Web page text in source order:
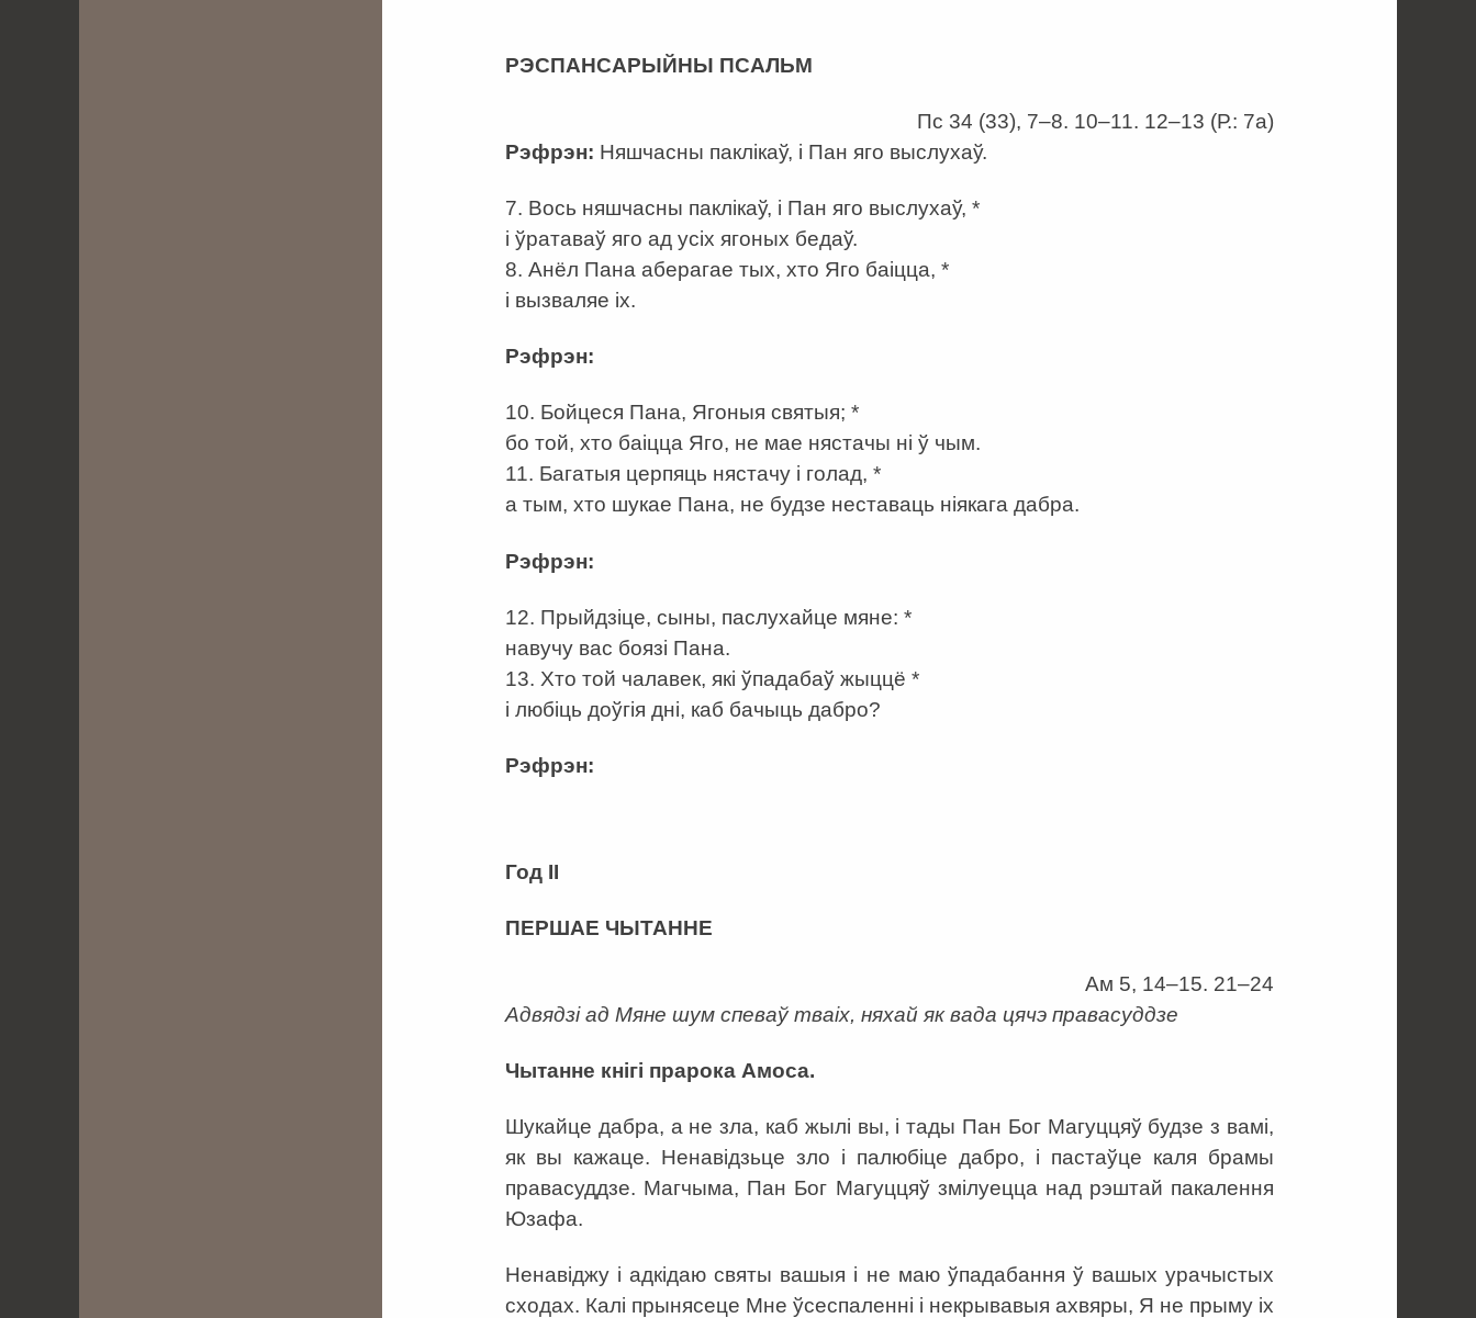
РЭСПАНСАРЫЙНЫ ПСАЛЬМ
Пс 34 (33), 7–8. 10–11. 12–13 (Р.: 7а)
Рэфрэн: Няшчасны паклікаў, і Пан яго выслухаў.
7. Вось няшчасны паклікаў, і Пан яго выслухаў, *
і ўратаваў яго ад усіх ягоных бедаў.
8. Анёл Пана аберагае тых, хто Яго баіцца, *
і вызваляе іх.
Рэфрэн:
10. Бойцеся Пана, Ягоныя святыя; *
бо той, хто баіцца Яго, не мае нястачы ні ў чым.
11. Багатыя церпяць нястачу і голад, *
а тым, хто шукае Пана, не будзе неставаць ніякага дабра.
Рэфрэн:
12. Прыйдзіце, сыны, паслухайце мяне: *
навучу вас боязі Пана.
13. Хто той чалавек, які ўпадабаў жыццё *
і любіць доўгія дні, каб бачыць дабро?
Рэфрэн:
Год ІІ
ПЕРШАЕ ЧЫТАННЕ
Ам 5, 14–15. 21–24
Адвядзі ад Мяне шум спеваў тваіх, няхай як вада цячэ правасуддзе
Чытанне кнігі прарока Амоса.
Шукайце дабра, а не зла, каб жылі вы, і тады Пан Бог Магуццяў будзе з вамі,
як вы кажаце. Ненавідзьце зло і палюбіце дабро, і пастаўце каля брамы
правасуддзе. Магчыма, Пан Бог Магуццяў змілуецца над рэштай пакалення
Юзафа.
Ненавіджу і адкідаю святы вашыя і не маю ўпадабання ў вашых урачыстых
сходах. Калі прынясеце Мне ўсеспаленні і некрывавыя ахвяры, Я не прыму іх